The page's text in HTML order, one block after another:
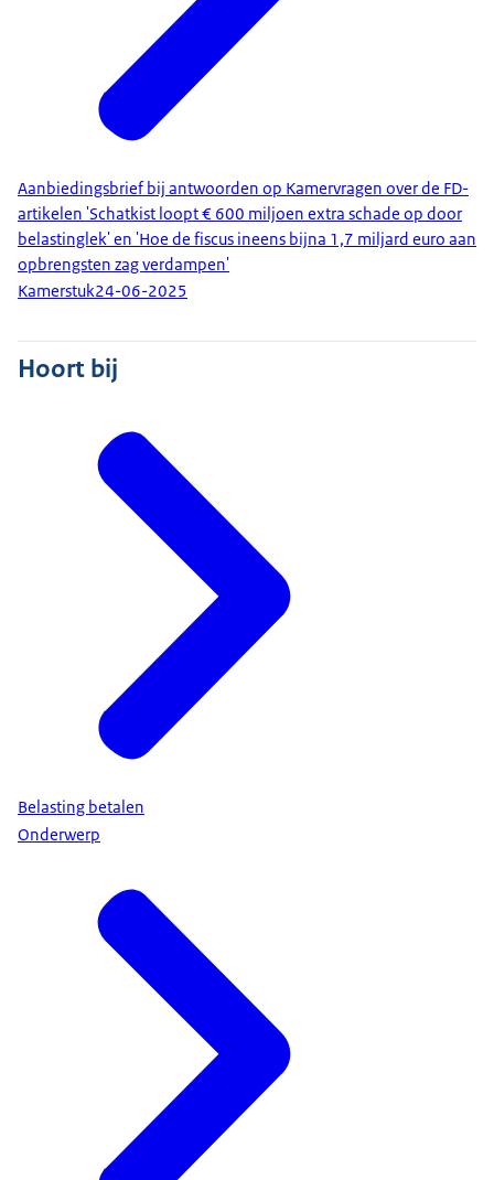
Aanbiedingsbrief bij antwoorden op Kamervragen over de FD-
artikelen 'Schatkist loopt € 600 miljoen extra schade op door
belastinglek' en 'Hoe de fiscus ineens bijna 1,7 miljard euro aan
opbrengsten zag verdampen'
Kamerstuk24-06-2025
Hoort bij
Belasting betalen
Onderwerp